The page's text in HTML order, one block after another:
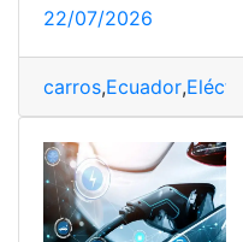
22/07/2026
carros,Ecuador,